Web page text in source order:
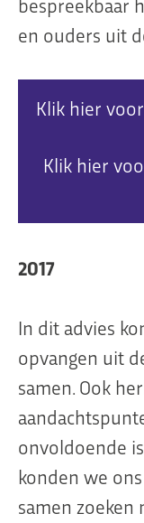
en ouders uit
Klik hier
Klik hier
2017
In dit advies
opvangen uit
samen. Ook
onvoldoende
konden we
samen zoeken